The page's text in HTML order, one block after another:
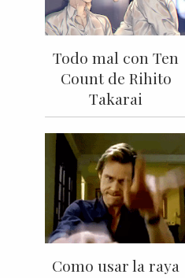
Todo mal con Ten
Count de Rihito
Takarai
Como usar la raya